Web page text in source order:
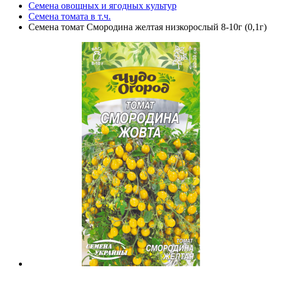
Семена овощных и ягодных культур
Семена томата в т.ч.
Семена томат Смородина желтая низкорослый 8-10г (0,1г)